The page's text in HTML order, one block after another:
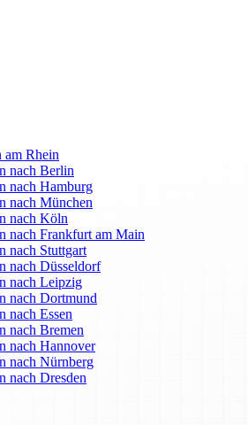
am Rhein
nach Berlin
nach Hamburg
nach München
nach Köln
nach Frankfurt am Main
nach Stuttgart
nach Düsseldorf
nach Leipzig
nach Dortmund
nach Essen
nach Bremen
nach Hannover
nach Nürnberg
nach Dresden